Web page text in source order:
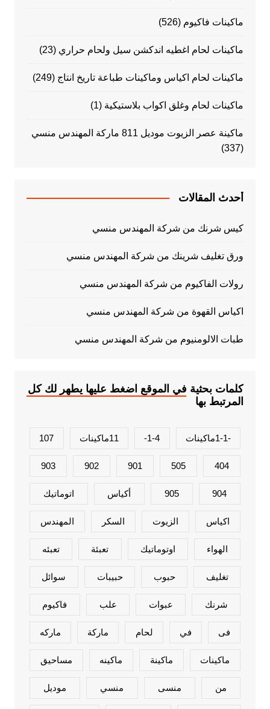
ماكينات فاكيوم (526)
ماكينات لحام اغطيه اندكشن سيل ولحام حراري (23)
ماكينات لحام اكياس وماكينات طباعة تاريخ انتاج (249)
ماكينات لحام وغلق اكواب بلاستيكية (1)
ماكينة عصر الزيوت موديل 811 ماركة المهندس منسي
(337)
أحدث المقالات
كيس شرنك من شركة المهندس منسي
ورق تغليف شرينك من شركة المهندس منسي
رولات الفاكيوم من شركة المهندس منسي
اكياس القهوة من شركة المهندس منسي
طبات الالومنيوم من شركة المهندس منسي
كلمات بحثية في الموقع اضغط عليها يطهر لك كل
المرتبط بها
-1-1ماكينات 1-4- 11ماكينات 107
404
505
901
902
903
904
905 أكياس اتوماتيك
اكياس الزيوت السكر المهندس
الهواء اوتوماتيك تعبئة تعبئه
تغليف حبوب حبيبات سوائل
شرنك عبوات علب فاكيوم
فى في لحام ماركة ماركه
ماكينات ماكينة ماكينه مساحيق
من منسى منسي موديل